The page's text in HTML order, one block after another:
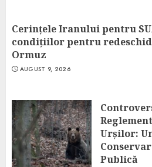
Cerințele Iranului pentru
condițiilor pentru
Ormuz
AUGUST 9, 2026
Urșilor:
Publică